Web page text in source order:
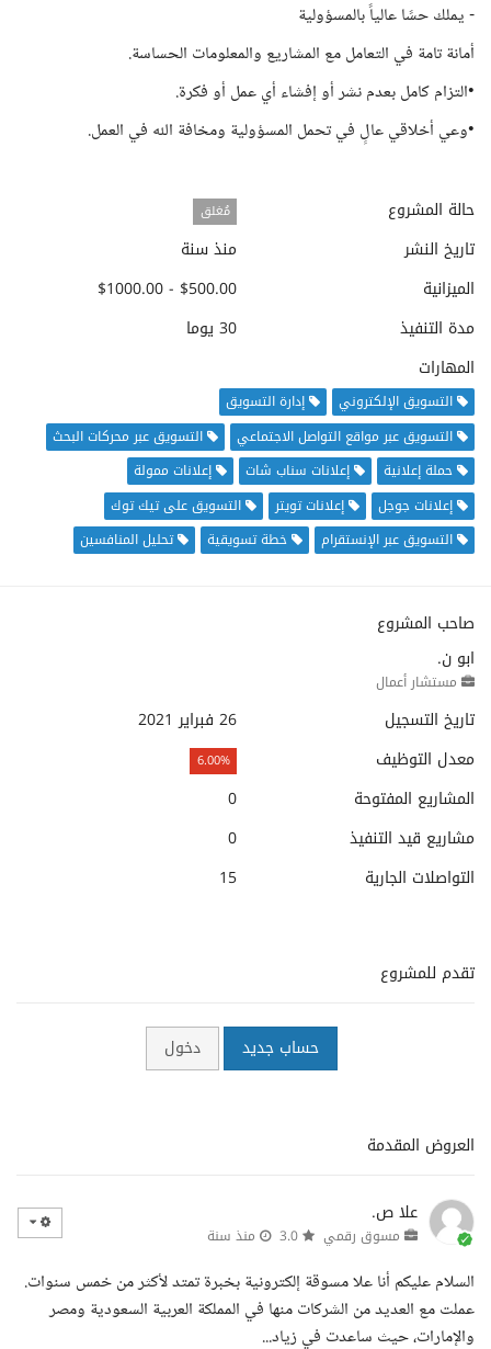
- يملك حسًا عالياً بالمسؤولية
أمانة تامة في التعامل مع المشاريع والمعلومات الحساسة.
•التزام كامل بعدم نشر أو إفشاء أي عمل أو فكرة.
•وعي أخلاقي عالٍ في تحمل المسؤولية ومخافة الله في العمل.
حالة المشروع مُغلق
تاريخ النشر
منذ سنة
الميزانية
$500.00 - $1000.00
مدة التنفيذ
30 يوما
المهارات
التسويق الإلكتروني
إدارة التسويق
التسويق عبر مواقع التواصل الاجتماعي
التسويق عبر محركات البحث
حملة إعلانية
إعلانات سناب شات
إعلانات ممولة
إعلانات جوجل
إعلانات تويتر
التسويق على تيك توك
التسويق عبر الإنستقرام
خطة تسويقية تحليل المنافسين
صاحب المشروع
ابو ن.
مستشار أعمال
تاريخ التسجيل
26 فبراير 2021
معدل التوظيف
6.00%
المشاريع المفتوحة
0
مشاريع قيد التنفيذ
0
التواصلات الجارية
15
تقدم للمشروع
حساب جديد دخول
العروض المقدمة
علا ص.
مسوق رقمي منذ سنة
السلام عليكم أنا علا مسوقة إلكترونية بخبرة تمتد لأكثر من خمس سنوات.
عملت مع العديد من الشركات منها في المملكة العربية السعودية ومصر
والإمارات، حيث ساعدت في زياد...